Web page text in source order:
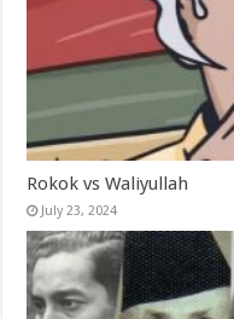
Rokok vs Waliyullah
July 23, 2024